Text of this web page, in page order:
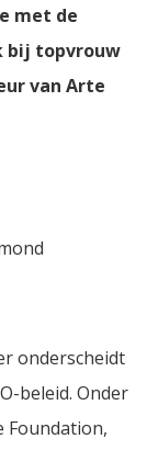
met de
bij topvrouw
van Arte
onderscheidt
beleid. Onder
Foundation,